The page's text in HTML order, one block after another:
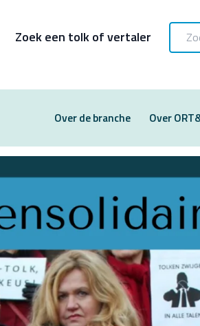
Zoek een tolk of vertaler
Over de branche Over